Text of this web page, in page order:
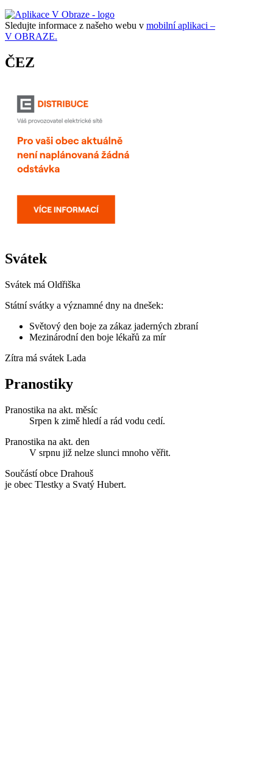
Sledujte informace z našeho webu v mobilní aplikaci –
V OBRAZE.
ČEZ
Svátek
Svátek má Oldřiška
Státní svátky a významné dny na dnešek:
Světový den boje za zákaz jaderných zbraní
Mezinárodní den boje lékařů za mír
Zítra má svátek Lada
Pranostiky
Pranostika na akt. měsíc
Srpen k zimě hledí a rád vodu cedí.
Pranostika na akt. den
V srpnu již nelze slunci mnoho věřit.
Součástí obce Drahouš
je obec Tlestky a Svatý Hubert.